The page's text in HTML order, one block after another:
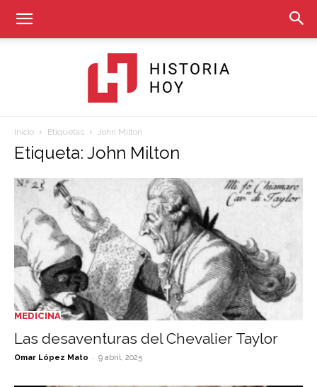
Hoy
Inicio Etiquetas John Milton
Etiqueta: John Milton
MEDICINA
Las desaventuras del Chevalier Taylor
Omar López Mato - 9 abril, 2025